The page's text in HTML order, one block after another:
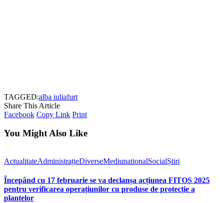
TAGGED:alba iuliafurt
Share This Article
Facebook Copy Link Print
You Might Also Like
ActualitateAdministrațieDiverseMediunationalSocialȘtiri
Începând cu 17 februarie se va declanșa acțiunea FITOS 2025
pentru verificarea operațiunilor cu produse de protecție a
plantelor